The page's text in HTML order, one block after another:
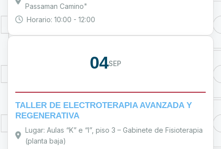
Passaman Camino"
Horario: 10:00 - 12:00
04SEP
TALLER DE ELECTROTERAPIA AVANZADA Y
REGENERATIVA
Lugar: Aulas “K” e “I”, piso 3 – Gabinete de Fisioterapia
(planta baja)